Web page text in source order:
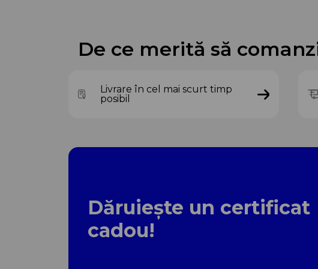
De ce merită să
Livrare în cel mai scurt timp
posibil
Dăruiește un certificat
cadou!